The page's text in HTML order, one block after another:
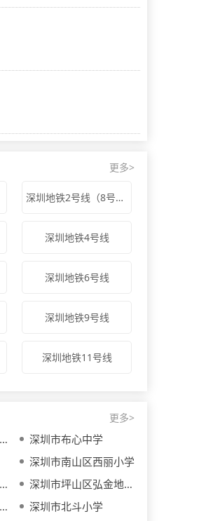
更多>
深圳地铁2号线（8号线）
深圳地铁4号线
深圳地铁6号线
深圳地铁9号线
深圳地铁11号线
更多>
深圳市布心中学
深圳市南山区西丽小学
深圳市坪山区弘金地学校
深圳市北斗小学